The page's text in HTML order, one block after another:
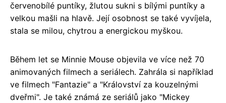
červenobílé puntíky, žlutou sukni s bílými puntíky a
velkou mašli na hlavě. Její osobnost se také vyvíjela,
stala se milou, chytrou a energickou myškou.
Během let se Minnie Mouse objevila ve více než 70
animovaných filmech a seriálech. Zahrála si například
ve filmech "Fantazie" a "Království za kouzelnými
dveřmi". Je také známá ze seriálů jako "Mickey